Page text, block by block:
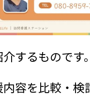
するものです。
容を比較・検